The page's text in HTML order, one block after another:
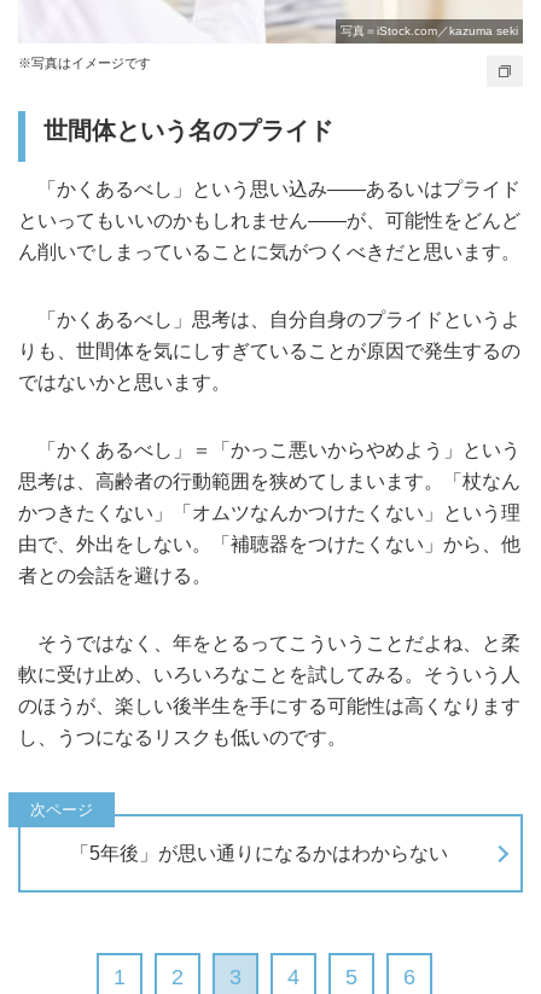
写真＝iStock.com／kazuma seki
※写真はイメージです
世間体という名のプライド
「かくあるべし」という思い込み――あるいはプライド
といってもいいのかもしれません――が、可能性をどんど
ん削いでしまっていることに気がつくべきだと思います。
「かくあるべし」思考は、自分自身のプライドというよ
りも、世間体を気にしすぎていることが原因で発生するの
ではないかと思います。
「かくあるべし」＝「かっこ悪いからやめよう」という
思考は、高齢者の行動範囲を狭めてしまいます。「杖なん
かつきたくない」「オムツなんかつけたくない」という理
由で、外出をしない。「補聴器をつけたくない」から、他
者との会話を避ける。
そうではなく、年をとるってこういうことだよね、と柔
軟に受け止め、いろいろなことを試してみる。そういう人
のほうが、楽しい後半生を手にする可能性は高くなります
し、うつになるリスクも低いのです。
「5年後」が思い通りになるかはわからない
1 2 3 4 5 6